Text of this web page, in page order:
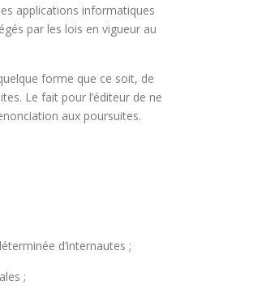
applications informatiques
par les lois en vigueur au
forme que ce soit, de
Le fait pour l’éditeur de ne
aux poursuites.
d’internautes ;
;